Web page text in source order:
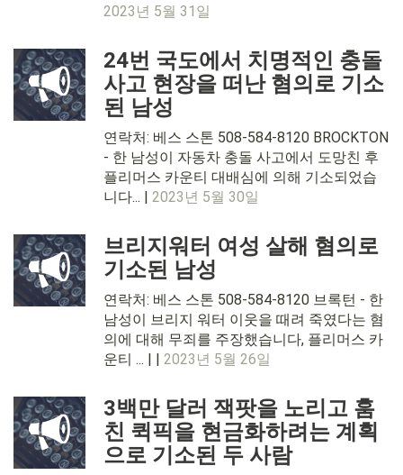
2023년 5월 31일
24번 국도에서 치명적인 충돌
사고 현장을 떠난 혐의로 기소
된 남성
연락처: 베스 스톤 508-584-8120 BROCKTON
- 한 남성이 자동차 충돌 사고에서 도망친 후
플리머스 카운티 대배심에 의해 기소되었습
니다... | 2023년 5월 30일
브리지워터 여성 살해 혐의로
기소된 남성
연락처: 베스 스톤 508-584-8120 브록턴 - 한
남성이 브리지 워터 이웃을 때려 죽였다는 혐
의에 대해 무죄를 주장했습니다, 플리머스 카
운티 ... | | 2023년 5월 26일
3백만 달러 잭팟을 노리고 훔
친 퀵픽을 현금화하려는 계획
으로 기소된 두 사람